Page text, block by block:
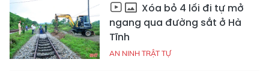
Xóa bỏ 4 lối đi tự mở
ngang qua đường sắt ở Hà
Tĩnh
AN NINH TRẬT TỰ